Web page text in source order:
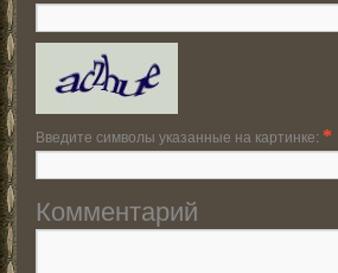
Введите символы указанные на картинке: *
Комментарий